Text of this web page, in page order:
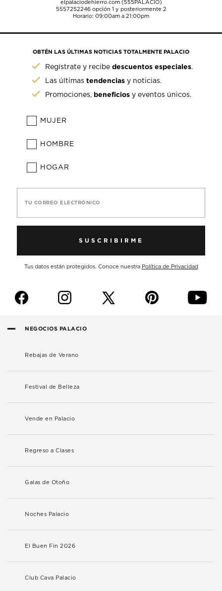
elpalaciodehierro.com (555PALACIO)
5557252246opción 1 y posteriormente 2
Horario: 09:00am a 21:00pm
OBTÉN LAS ÚLTIMAS NOTICIAS TOTALMENTE PALACIO
Regístrate y recibedescuentos especiales.
Las últimastendencias y noticias.
Promociones, beneficios y eventos únicos.
MUJER
HOMBRE
HOGAR
TU CORREO ELECTRÓNICO
SUSCRIBIRME
Tus datos están protegidos. Conoce nuestra Política de Privacidad
f i p y
NEGOCIOS PALACIO
Rebajas de Verano
Festival de Belleza
Vende en Palacio
Regreso a Clases
Galas de Otoño
Noches Palacio
El Buen Fin 2026
Club Cava Palacio